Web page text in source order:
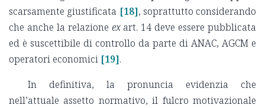
scarsamente giustificata [18], soprattutto considerando
che anche la relazione exart. 14 deve essere pubblicata
ed è suscettibile di controllo da parte di ANAC, AGCM e
operatori economici [19].
In definitiva, la pronuncia evidenzia che
nell’attuale assetto normativo, il fulcro motivazionale